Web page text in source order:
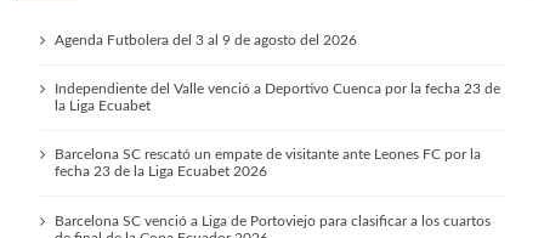
Agenda Futbolera del 3 al 9 de agosto del 2026
Independiente del Valle venció a Deportivo Cuenca por la fecha 23 de
la Liga Ecuabet
Barcelona SC rescató un empate de visitante ante Leones FC por la
fecha 23 de la Liga Ecuabet 2026
Barcelona SC venció a Liga de Portoviejo para clasificar a los cuartos